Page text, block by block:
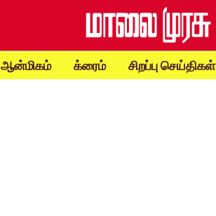
ஆன்மிகம் க்ரைம் சிறப்பு செய்திகள்